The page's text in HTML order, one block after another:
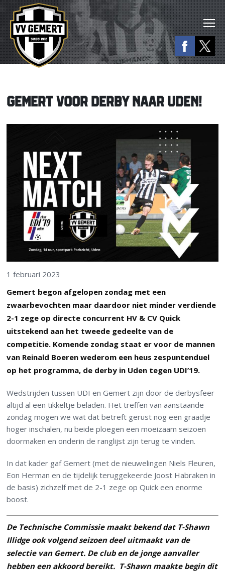
GEMERT VOOR DERBY NAAR UDEN!
1 februari 2023
Gemert begon afgelopen zondag met een
zwaarbevochten maar daardoor niet minder verdiende
2-1 zege op directe concurrent HV & CV Quick
uitstekend aan het tweede gedeelte van de
competitie. Komende zondag staat er voor de mannen
van Reinald Boeren wederom een heus zespuntenduel
op het programma, de derby in Uden tegen UDI’19.
Wedstrijden tussen UDI en Gemert zijn door de derbysfeer
altijd al een tikkeltje beladen. Het treffen van aanstaande
zondag mogen we wat dat betreft gerust nog een graadje
hoger inschalen, nu beide ploegen een moeizaam seizoen
doormaken en onderin de ranglijst zijn terug te vinden.
In dat kader gaf Gemert (met de nieuwelingen Niels Fleuren,
Eon Herman en de tijdelijk teruggekeerde Joost Habraken in
de basis) zichzelf met de 2-1 zege op Quick een enorme
boost.
De Technische Commissie maakt bekend dat T-Shawn
Illidge ook volgend seizoen deel uitmaakt van de
selectie van Gemert. De club en de jonge aanvaller
hebben een akkoord bereikt. T-Shawn maakte begin dit